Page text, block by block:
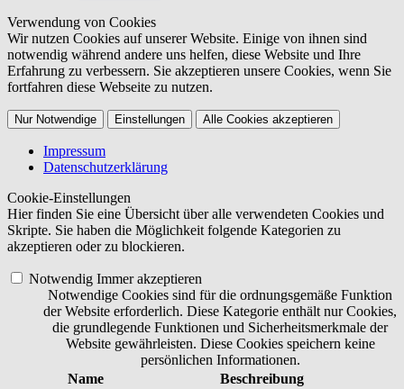
Verwendung von Cookies
Wir nutzen Cookies auf unserer Website. Einige von ihnen sind
notwendig während andere uns helfen, diese Website und Ihre
Erfahrung zu verbessern. Sie akzeptieren unsere Cookies, wenn Sie
fortfahren diese Webseite zu nutzen.
Nur Notwendige Einstellungen Alle Cookies akzeptieren
Impressum
Datenschutzerklärung
Cookie-Einstellungen
Hier finden Sie eine Übersicht über alle verwendeten Cookies und
Skripte. Sie haben die Möglichkeit folgende Kategorien zu
akzeptieren oder zu blockieren.
Notwendig Immer akzeptieren
Notwendige Cookies sind für die ordnungsgemäße Funktion
der Website erforderlich. Diese Kategorie enthält nur Cookies,
die grundlegende Funktionen und Sicherheitsmerkmale der
Website gewährleisten. Diese Cookies speichern keine
persönlichen Informationen.
Name
Beschreibung